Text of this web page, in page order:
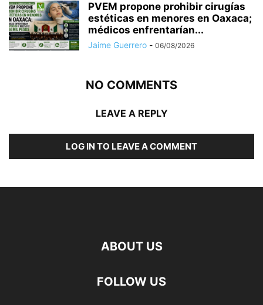
PVEM propone prohibir cirugías
estéticas en menores en Oaxaca;
médicos enfrentarían...
Jaime Guerrero - 06/08/2026
NO COMMENTS
LEAVE A REPLY
LOG IN TO LEAVE A COMMENT
ABOUT US
FOLLOW US